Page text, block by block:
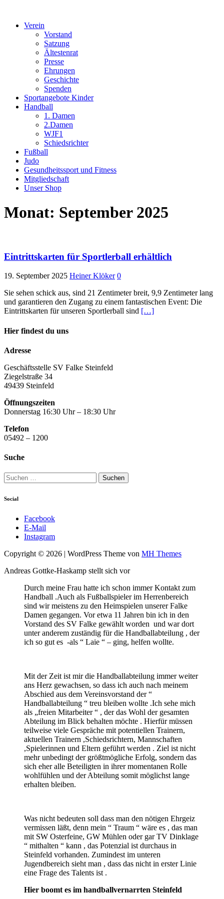
Verein
Vorstand
Satzung
Ältestenrat
Presse
Ehrungen
Geschichte
Spenden
Sportangebote Kinder
Handball
1. Damen
2.Damen
WJF1
Schiedsrichter
Fußball
Judo
Gesundheitssport und Fitness
Mitgliedschaft
Unser Shop
Monat: September 2025
Eintrittskarten für Sportlerball erhältlich
19. September 2025 Heiner Klöker 0
Sie sehen schick aus, sind 21 Zentimeter breit, 9,9 Zentimeter lang
und garantieren den Zugang zu einem fantastischen Event: Die
Eintrittskarten für unseren Sportlerball sind […]
Hier findest du uns
Adresse
Geschäftsstelle SV Falke Steinfeld
Ziegelstraße 34
49439 Steinfeld
Öffnungszeiten
Donnerstag 16:30 Uhr – 18:30 Uhr
Telefon
05492 – 1200
Suche
Suchen
nach:
Social
Facebook
E-Mail
Instagram
Copyright © 2026 | WordPress Theme von MH Themes
Andreas Gottke-Haskamp stellt sich vor
Durch meine Frau hatte ich schon immer Kontakt zum
Handball .Auch als Fußballspieler im Herrenbereich
sind wir meistens zu den Heimspielen unserer Falke
Damen gegangen. Vor etwa 11 Jahren bin ich in den
Vorstand des SV Falke gewählt worden und war dort
unter anderem zuständig für die Handballabteilung , der
ich so gut es -als “ Laie “ – ging, helfen wollte.
Mit der Zeit ist mir die Handballabteilung immer weiter
ans Herz gewachsen, so dass ich auch nach meinem
Abschied aus dem Vereinsvorstand der “
Handballabteilung “ treu bleiben wollte .Ich sehe mich
als „freien Mitarbeiter “ , der das Wohl der gesamten
Abteilung im Blick behalten möchte . Hierfür müssen
teilweise viele Gespräche mit potentiellen Trainern,
aktuellen Trainern ,Schiedsrichtern, Mannschaften
,Spielerinnen und Eltern geführt werden . Ziel ist nicht
mehr unbedingt der größtmögliche Erfolg, sondern das
sich eher alle Beteiligten in ihrer momentanen Rolle
wohlfühlen und der Abteilung somit möglichst lange
erhalten bleiben.
Was nicht bedeuten soll dass man den nötigen Ehrgeiz
vermissen läßt, denn mein “ Traum “ wäre es , das man
mit SW Osterfeine, GW Mühlen oder gar TV Dinklage
“ mithalten “ kann , das Potenzial ist durchaus in
Steinfeld vorhanden. Zumindest im unteren
Jugendbereich sieht man , dass das nicht in erster Linie
eine Frage des Talents ist .
Hier boomt es im handballvernarrten Steinfeld